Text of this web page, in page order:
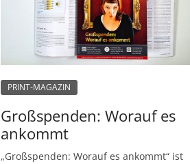
PRINT-MAGAZIN
Großspenden: Worauf es
ankommt
„Großspenden: Worauf es ankommt“ ist